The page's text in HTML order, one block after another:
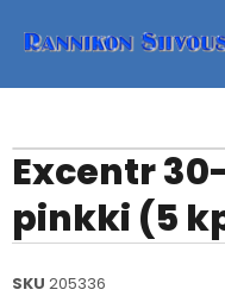
Excentr
pinkki (5
SKU 205336